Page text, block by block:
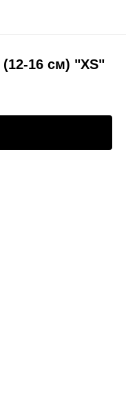
16 см) "XS"